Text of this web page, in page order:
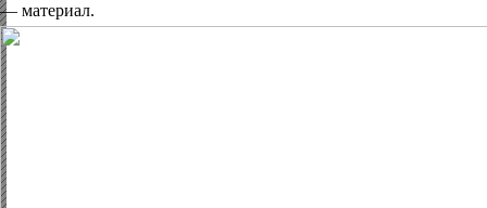
— материал.